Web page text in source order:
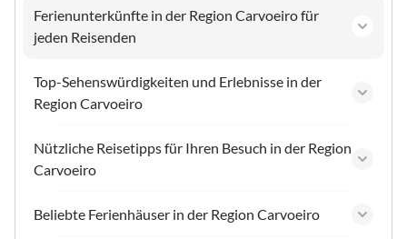
Ferienunterkünfte in der Region Carvoeiro für
jeden Reisenden
Top-Sehenswürdigkeiten und Erlebnisse in der
Region Carvoeiro
Nützliche Reisetipps für Ihren Besuch in der Region
Carvoeiro
Beliebte Ferienhäuser in der Region Carvoeiro